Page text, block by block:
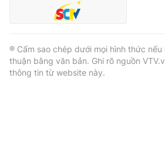
® Cấm sao chép dưới mọi hình thức
thuận bằng văn bản. Ghi rõ nguồn
thông tin từ website này.